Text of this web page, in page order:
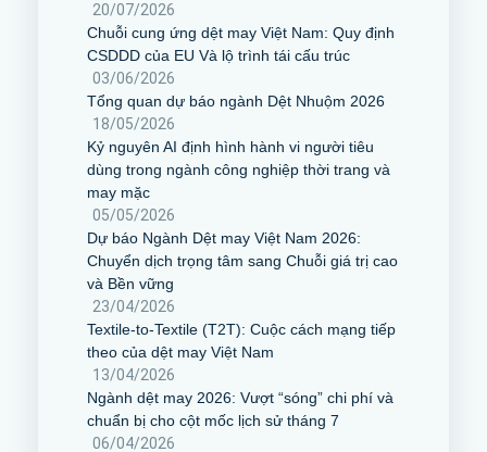
20/07/2026
Chuỗi cung ứng dệt may Việt Nam: Quy định
CSDDD của EU Và lộ trình tái cấu trúc
03/06/2026
Tổng quan dự báo ngành Dệt Nhuộm 2026
18/05/2026
Kỷ nguyên AI định hình hành vi người tiêu
dùng trong ngành công nghiệp thời trang và
may mặc
05/05/2026
Dự báo Ngành Dệt may Việt Nam 2026:
Chuyển dịch trọng tâm sang Chuỗi giá trị cao
và Bền vững
23/04/2026
Textile-to-Textile (T2T): Cuộc cách mạng tiếp
theo của dệt may Việt Nam
13/04/2026
Ngành dệt may 2026: Vượt “sóng” chi phí và
chuẩn bị cho cột mốc lịch sử tháng 7
06/04/2026